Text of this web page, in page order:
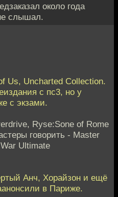
около года
слышал.
Us, Uncharted Collection.
с пс3, но у
с экзами.
Ryse:Sone of Rome
говорить - Master
Ultimate
Анч, Хорайзон и ещё
в Париже.